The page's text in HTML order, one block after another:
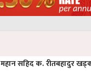
महान सहिद क. रीतबहादुर